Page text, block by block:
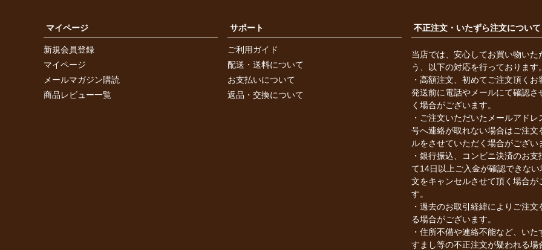
マイページ
新規会員登録
マイページ
メールマガジン購読
商品レビュー一覧
サポート
ご利用ガイド
配送・送料について
お支払いについて
返品・交換について
不正注文・いたずら注文について
当店では、安心してお買い物いた
う、以下の対応を行っております。
・高額注文、初めてご注文頂くお
発送前に電話やメールにて確認さ
く場合がございます。
・ご注文いただいたメールアドレ
号へ連絡が取れない場合はご注文
ルをさせていただく場合がござい
・銀行振込、コンビニ決済のお支
て14日以上ご入金が確認できない
文をキャンセルさせて頂く場合が
す。
・過去のお取引経緯によりご注文
る場合がございます。
・住所不備や連絡不能など、いた
すまし等の不正注文が疑われる場